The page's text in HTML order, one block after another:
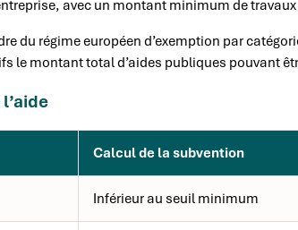
avec un montant minimum de
du régime européen d’exemption par
le montant total d’aides publiques pouvant
Calcul de la subvention
Inférieur au seuil minimum